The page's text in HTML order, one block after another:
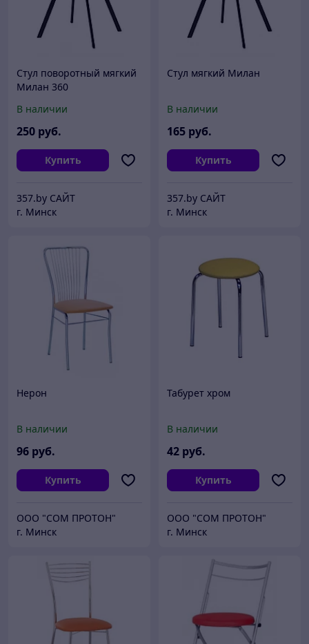
Стул поворотный мягкий
Милан 360
В наличии
250 руб.
Купить
357.by САЙТ
г. Минск
Стул мягкий Милан
В наличии
165 руб.
Купить
357.by САЙТ
г. Минск
Нерон
В наличии
96 руб.
Купить
ООО "СОМ ПРОТОН"
г. Минск
Табурет хром
В наличии
42 руб.
Купить
ООО "СОМ ПРОТОН"
г. Минск